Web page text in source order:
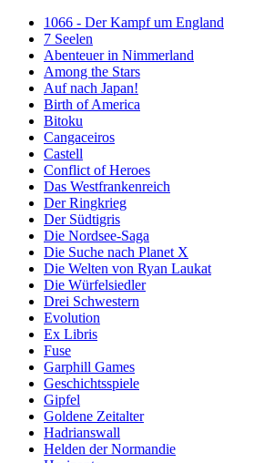
1066 - Der Kampf um England
7 Seelen
Abenteuer in Nimmerland
Among the Stars
Auf nach Japan!
Birth of America
Bitoku
Cangaceiros
Castell
Conflict of Heroes
Das Westfrankenreich
Der Ringkrieg
Der Südtigris
Die Nordsee-Saga
Die Suche nach Planet X
Die Welten von Ryan Laukat
Die Würfelsiedler
Drei Schwestern
Evolution
Ex Libris
Fuse
Garphill Games
Geschichtsspiele
Gipfel
Goldene Zeitalter
Hadrianswall
Helden der Normandie